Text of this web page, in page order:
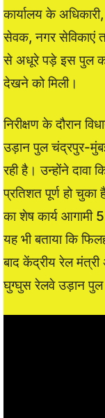
कार्यालय के
सेवक, नगर सेविकाएं
से अधूरे पड़े इस पुल को
देखने को मिली।
निरीक्षण के दौरान
उड़ान पुल चंद्रपुर-
रही है। उन्होंने
प्रतिशत पूर्ण हो चुका
का शेष कार्य आगामी
यह भी बताया कि
बाद केंद्रीय रेल
घुग्घुस रेलवे उड़ान पुल